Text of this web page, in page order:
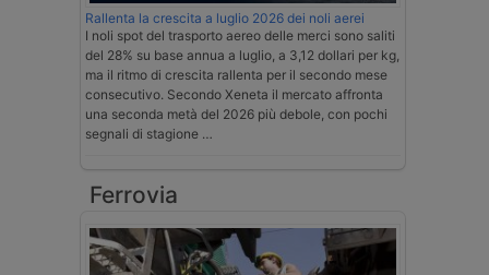
Rallenta la crescita a luglio 2026 dei noli aerei
I noli spot del trasporto aereo delle merci sono saliti
del 28% su base annua a luglio, a 3,12 dollari per kg,
ma il ritmo di crescita rallenta per il secondo mese
consecutivo. Secondo Xeneta il mercato affronta
una seconda metà del 2026 più debole, con pochi
segnali di stagione …
Ferrovia